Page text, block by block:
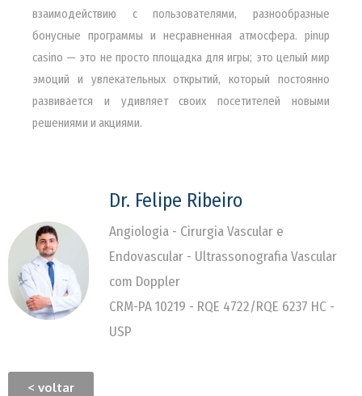
взаимодействию с пользователями, разнообразные
бонусные программы и несравненная атмосфера. pinup
casino — это не просто площадка для игры; это целый мир
эмоций и увлекательных открытий, который постоянно
развивается и удивляет своих посетителей новыми
решениями и акциями.
Dr. Felipe Ribeiro
Angiologia - Cirurgia Vascular e
Endovascular - Ultrassonografia Vascular
com Doppler
CRM-PA 10219 - RQE 4722/RQE 6237 HC -
USP
< voltar